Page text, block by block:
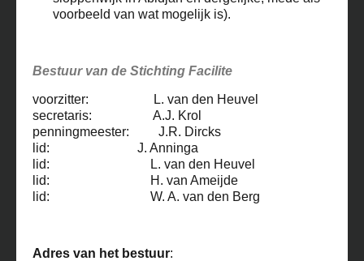
voorbeeld van wat mogelijk is).
Bestuur van de Stichting Facilite
voorzitter: L. van den Heuvel
secretaris: A.J. Krol
penningmeester: J.R. Dircks
lid: J. Anninga
lid: L. van den Heuvel
lid: H. van Ameijde
lid: W. A. van den Berg
Adres van het bestuur: